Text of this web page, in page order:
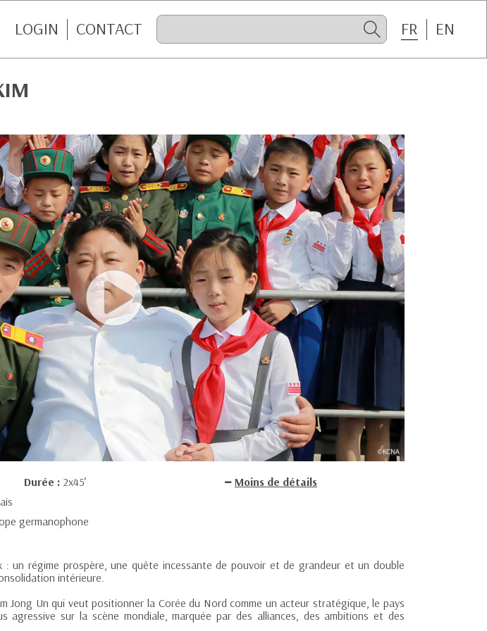
LOGIN CONTACT FR EN
Durée : 2x45’
Moins de détails
germanophone
un régime prospère, une quête incessante de pouvoir et de grandeur et un double
intérieure.
Jong Un qui veut positionner la Corée du Nord comme un acteur stratégique, le pays
agressive sur la scène mondiale, marquée par des alliances, des ambitions et des